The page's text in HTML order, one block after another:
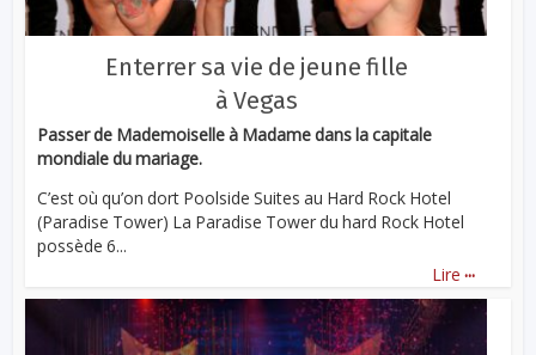
Enterrer sa vie de jeune fille
à Vegas
Passer de Mademoiselle à Madame dans la capitale
mondiale du mariage.
C’est où qu’on dort Poolside Suites au Hard Rock Hotel
(Paradise Tower) La Paradise Tower du hard Rock Hotel
possède 6...
Lire ...